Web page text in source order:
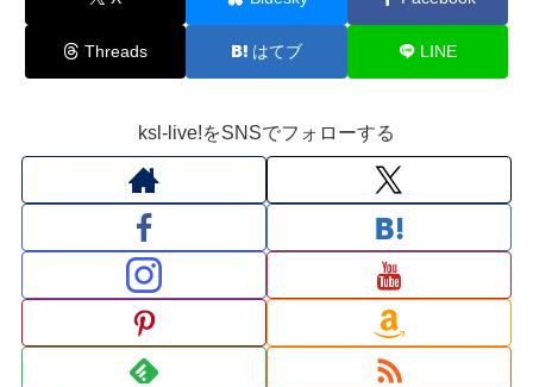
Threads はてブ LINE
ksl-live!をSNSでフォローする